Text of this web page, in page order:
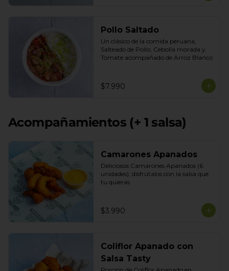
Pollo Saltado
Un clásico de la comida peruana,
Salteado de Pollo, Cebolla morada y
Tomate acompañado de Arroz Blanco
$7.990
Acompañamientos (+ 1 salsa)
Camarones Apanados
Deliciosos Camarones Apanados (6
unidades), disfrútalos con la salsa que
tu quieras
$3.990
Coliflor Apanado con
Salsa Tasty